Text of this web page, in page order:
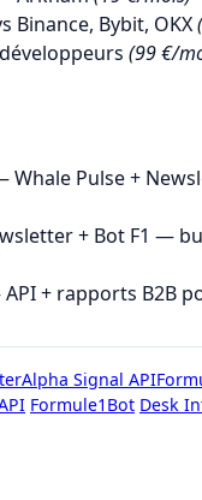
Binance, Bybit, OKX
(99 €/
Whale Pulse +
+ Bot F1 —
+ rapports B2B
Alpha Signal API
Formule1Bot Desk